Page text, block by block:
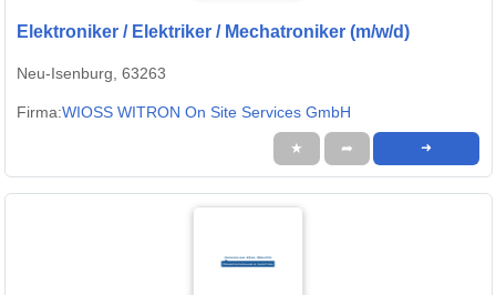
Elektroniker / Elektriker / Mechatroniker (m/w/d)
Neu-Isenburg, 63263
Firma:WIOSS WITRON On Site Services GmbH
★ ➦ ➜